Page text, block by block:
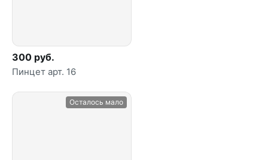
300 руб.
Пинцет арт. 16
Осталось мало